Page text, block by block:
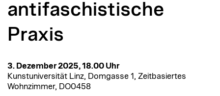
antifaschistische
Praxis
3. Dezember 2025, 18.00 Uhr
Kunstuniversität Linz, Domgasse 1, Zeitbasiertes
Wohnzimmer, DO0458